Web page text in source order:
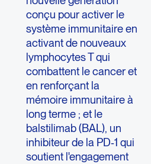
conçu pour activer le
système immunitaire en
activant de nouveaux
lymphocytes T qui
combattent le cancer et
en renforçant la
mémoire immunitaire à
long terme ; et le
balstilimab (BAL), un
inhibiteur de la PD‑1 qui
soutient l'engagement